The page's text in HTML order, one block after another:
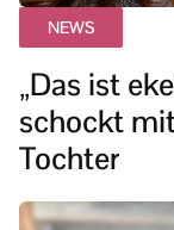
NEWS
„Das ist
schockt
Tochter